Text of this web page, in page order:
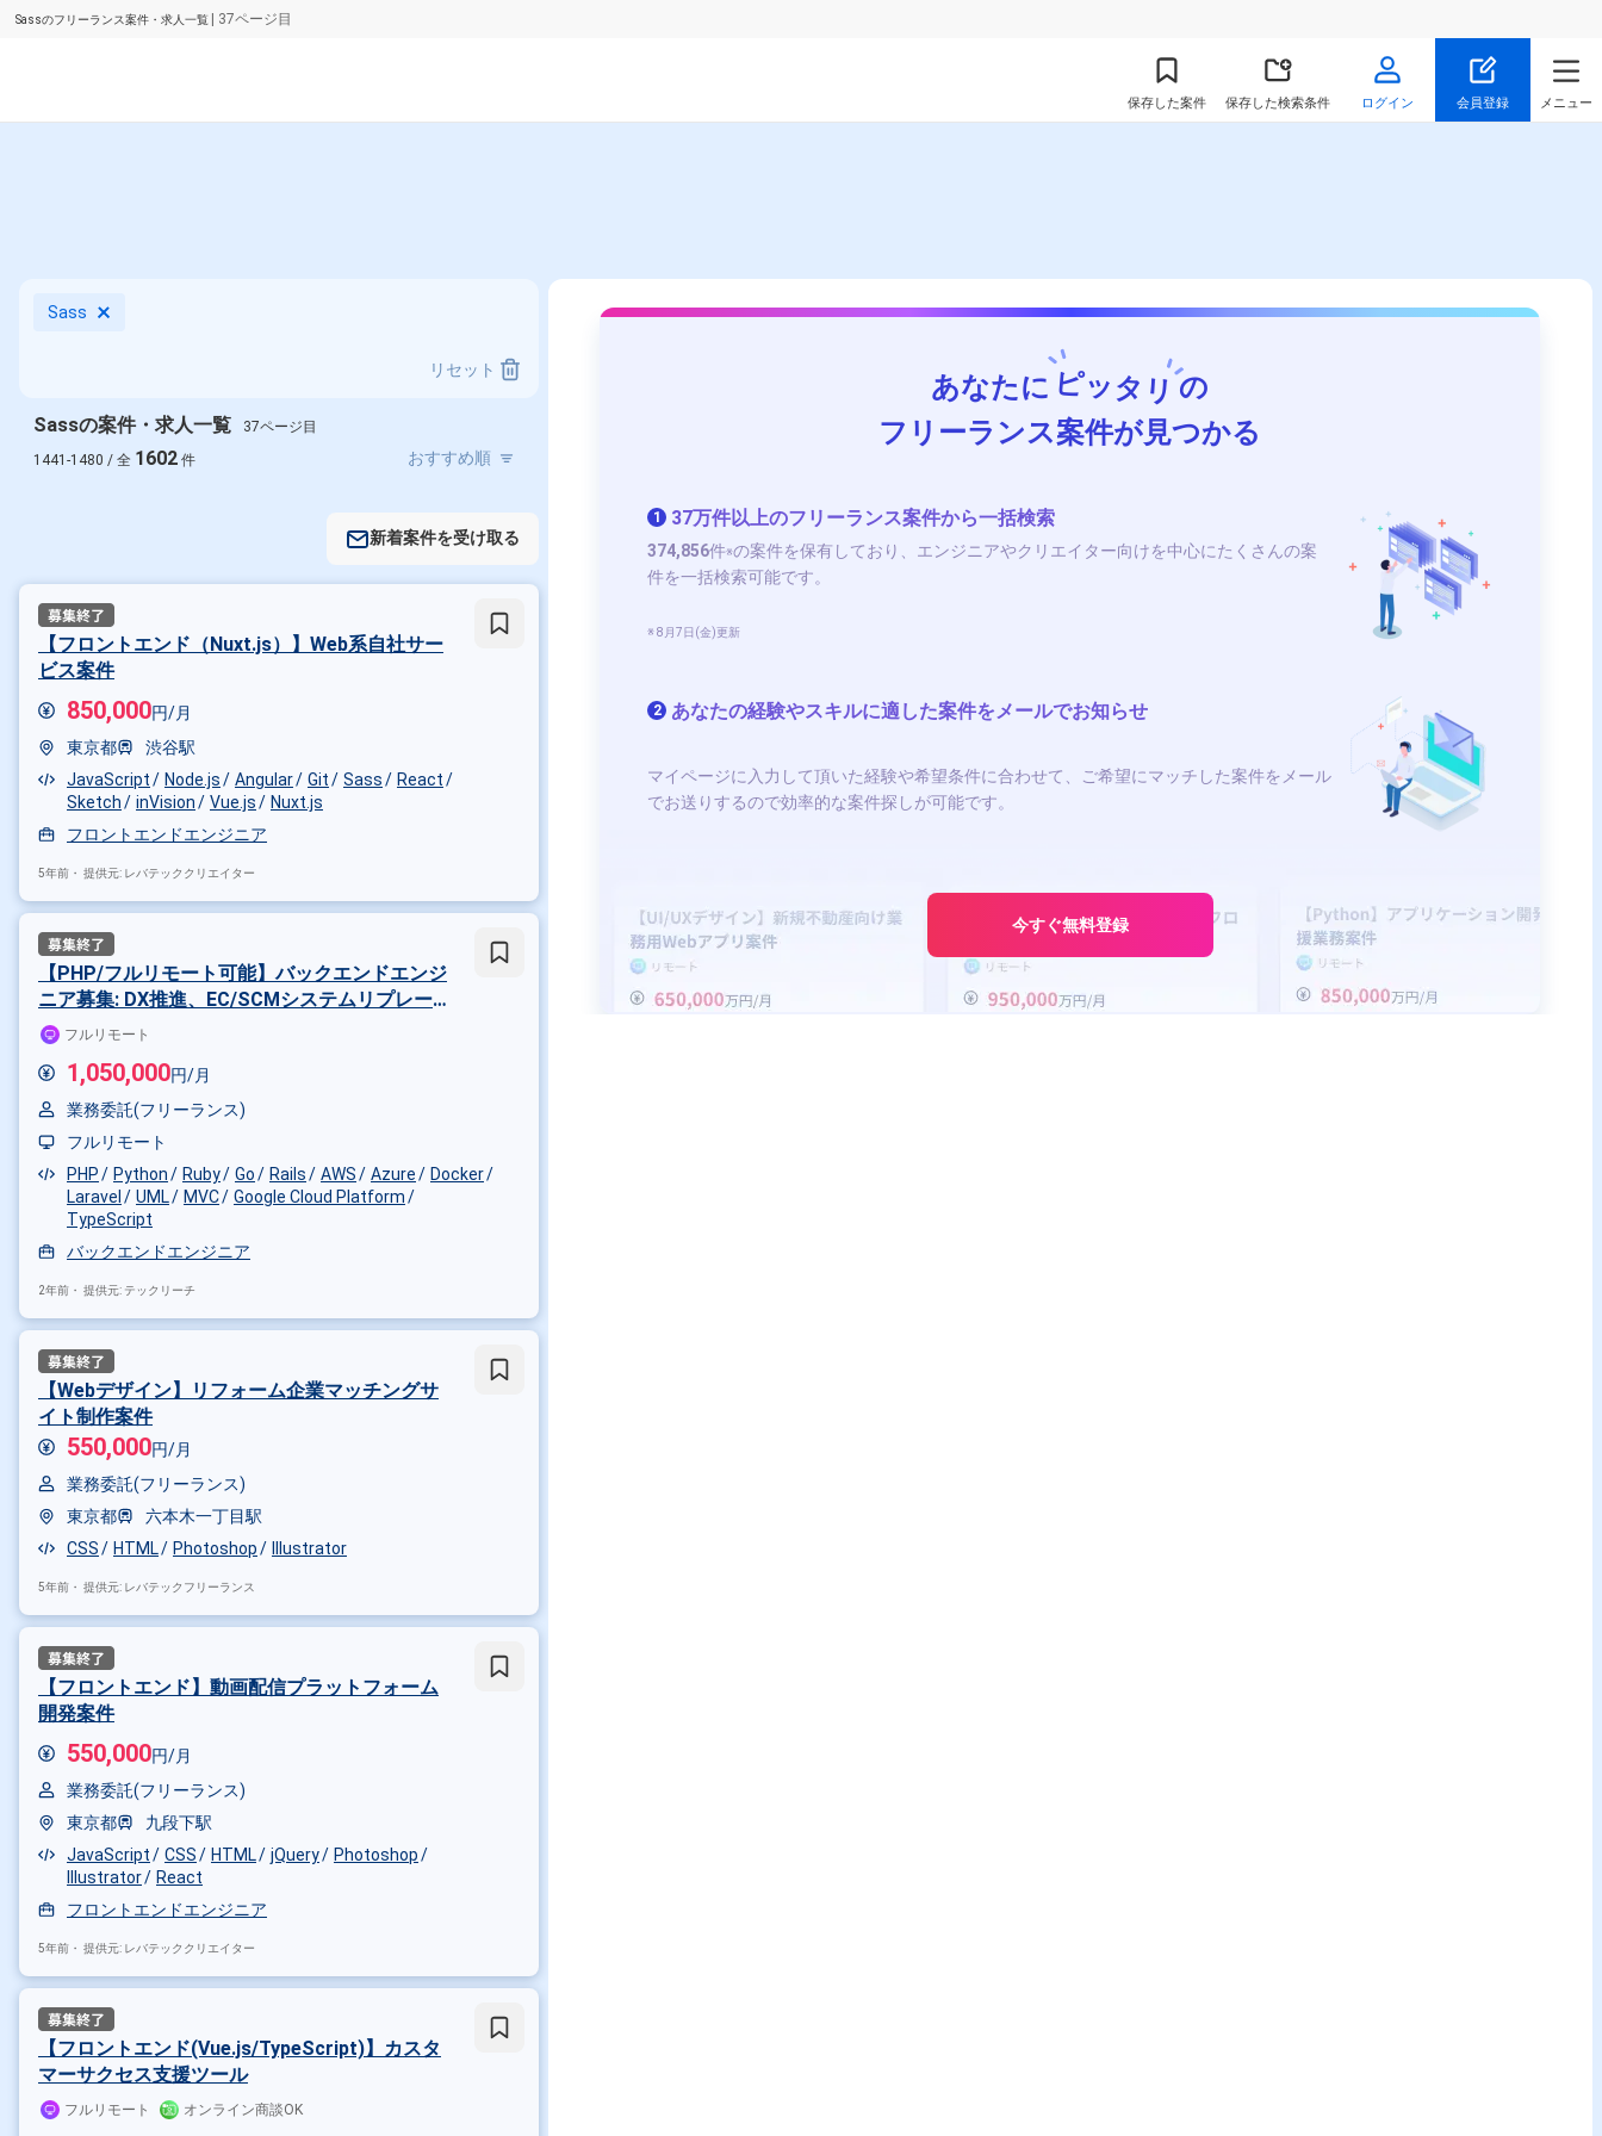
Sassのフリーランス案件・求人一覧 | 37ページ目
保存した案件 保存した検索条件 ログイン 会員登録 メニュー
Sass
リセット
Sassの案件・求人一覧
37ページ目
1441-1480 / 全 1602 件
新着案件を受け取る
【フロントエンド（Nuxt.js）】Web系自社サー
ビス案件
850,000円/月
東京都
渋谷駅
JavaScript
Node.js Angular Git Sass
React
Sketch
inVision Vue.js
Nuxt.js
フロントエンドエンジニア
5年前・ 提供元: レバテッククリエイター
【PHP/フルリモート可能】バックエンドエンジ
ニア募集: DX推進、EC/SCMシステムリプレース
の案件・求人
フルリモート
1,050,000円/月
業務委託(フリーランス)
フルリモート
PHP
Python Ruby Go Rails AWS Azure
Docker
Laravel
UML MVC
Google Cloud Platform
TypeScript
バックエンドエンジニア
2年前・ 提供元: テックリーチ
【Webデザイン】リフォーム企業マッチングサ
イト制作案件
550,000円/月
業務委託(フリーランス)
東京都
六本木一丁目駅
CSS
HTML Photoshop Illustrator
5年前・ 提供元: レバテックフリーランス
【フロントエンド】動画配信プラットフォーム
開発案件
550,000円/月
業務委託(フリーランス)
東京都
九段下駅
JavaScript
CSS HTML jQuery
Photoshop
Illustrator
React
フロントエンドエンジニア
5年前・ 提供元: レバテッククリエイター
【フロントエンド(Vue.js/TypeScript)】カスタ
マーサクセス支援ツール
フルリモート オンライン商談OK
あなたに ピッタリの
フリーランス案件が見つかる
1 37万件以上のフリーランス案件から一括検索
374,856件※の案件を保有しており、エンジニアやクリエイター向けを中心にたくさんの案
件を一括検索可能です。
※ 8月7日(金)更新
2 あなたの経験やスキルに適した案件をメールでお知らせ
マイページに入力して頂いた経験や希望条件に合わせて、ご希望にマッチした案件をメール
でお送りするので効率的な案件探しが可能です。
今すぐ無料登録